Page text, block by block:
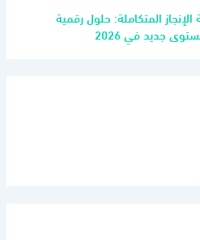
المتكاملة: حلول رقمية
جديد في 2026